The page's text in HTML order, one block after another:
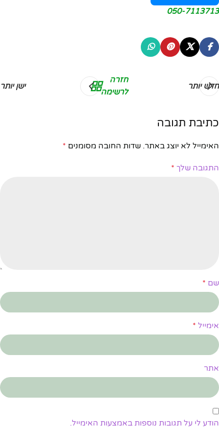
050-7113713
חדש יותר
חזרה
לרשימה
ישן יותר
כתיבת תגובה
האימייל לא יוצג באתר. שדות החובה מסומנים *
התגובה שלך *
שם *
אימייל *
אתר
הודע לי על תגובות נוספות באמצעות האימייל.